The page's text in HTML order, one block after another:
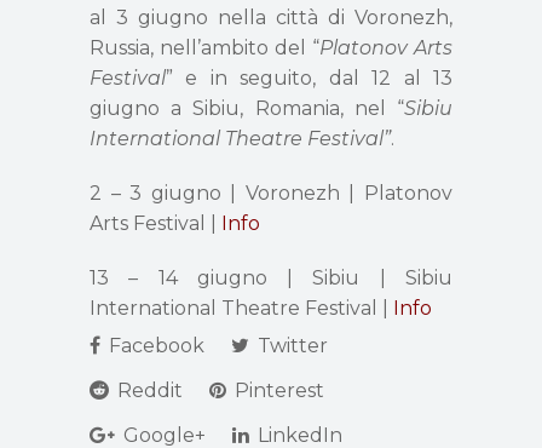
al 3 giugno nella città di Voronezh,
Russia, nell’ambito del “Platonov Arts
Festival” e in seguito, dal 12 al 13
giugno a Sibiu, Romania, nel “Sibiu
International Theatre Festival”.
2 – 3 giugno | Voronezh | Platonov
Arts Festival | Info
13 – 14 giugno | Sibiu | Sibiu
International Theatre Festival | Info
Facebook
Twitter
Reddit
Pinterest
Google+
LinkedIn